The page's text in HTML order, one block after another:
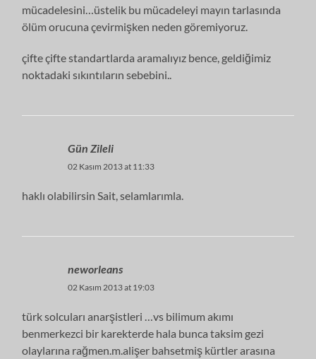
mücadelesini…üstelik bu mücadeleyi mayın tarlasında
ölüm orucuna çevirmişken neden göremiyoruz.
çifte çifte standartlarda aramalıyız bence, geldiğimiz
noktadaki sıkıntıların sebebini..
Gün Zileli
02 Kasım 2013 at 11:33
haklı olabilirsin Sait, selamlarımla.
neworleans
02 Kasım 2013 at 19:03
türk solcuları anarşistleri …vs bilimum akımı
benmerkezci bir karekterde hala bunca taksim gezi
olaylarına rağmen.m.alişer bahsetmiş kürtler arasına